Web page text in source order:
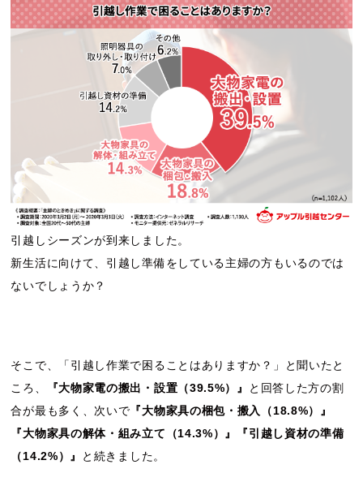
引越しシーズンが到来しました。
新生活に向けて、引越し準備をしている主婦の方もいるのでは
ないでしょうか？
そこで、「引越し作業で困ることはありますか？」と聞いたと
ころ、
『大物家電の搬出・設置（39.5%）』
と回答した方の割
合が最も多く、次いで 『大物家具の梱包・搬入（18.8%）』
『大物家具の解体・組み立て（14.3%）』『引越し資材の準備
（14.2%）』
と続きました。